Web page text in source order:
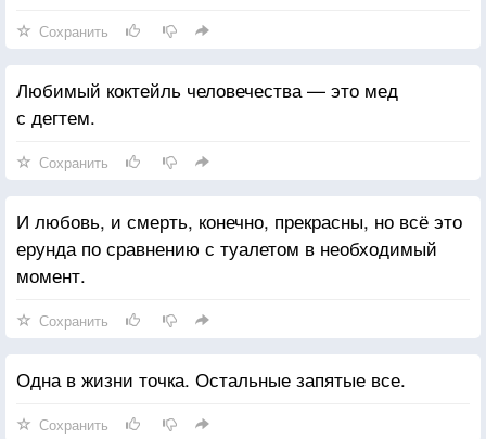
Сохранить
Любимый коктейль человечества — это мед
с дегтем.
Сохранить
И любовь, и смерть, конечно, прекрасны, но всё это
ерунда по сравнению с туалетом в необходимый
момент.
Сохранить
Одна в жизни точка. Остальные запятые все.
Сохранить